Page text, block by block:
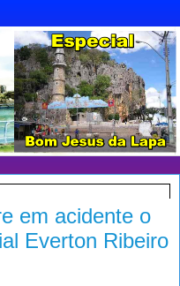
em acidente o
Everton Ribeiro